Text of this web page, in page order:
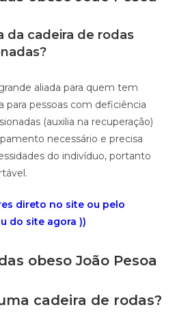
da cadeira de rodas
aliada para quem tem
para pessoas com deficiência
(auxilia na recuperação)
necessário e precisa
do indivíduo, portanto
direto no site ou pelo
do site agora ))
obeso João Pesoa
cadeira de rodas?